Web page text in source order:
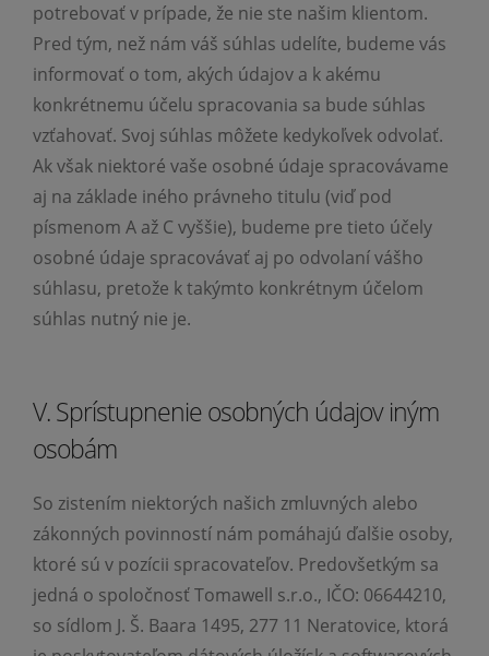
potrebovať v prípade, že nie ste našim klientom.
Pred tým, než nám váš súhlas udelíte, budeme vás
informovať o tom, akých údajov a k akému
konkrétnemu účelu spracovania sa bude súhlas
vzťahovať. Svoj súhlas môžete kedykoľvek odvolať.
Ak však niektoré vaše osobné údaje spracovávame
aj na základe iného právneho titulu (viď pod
písmenom A až C vyššie), budeme pre tieto účely
osobné údaje spracovávať aj po odvolaní vášho
súhlasu, pretože k takýmto konkrétnym účelom
súhlas nutný nie je.
V. Sprístupnenie osobných údajov iným
osobám
So zistením niektorých našich zmluvných alebo
zákonných povinností nám pomáhajú ďalšie osoby,
ktoré sú v pozícii spracovateľov. Predovšetkým sa
jedná o spoločnosť Tomawell s.r.o., IČO: 06644210,
so sídlom J. Š. Baara 1495, 277 11 Neratovice, ktorá